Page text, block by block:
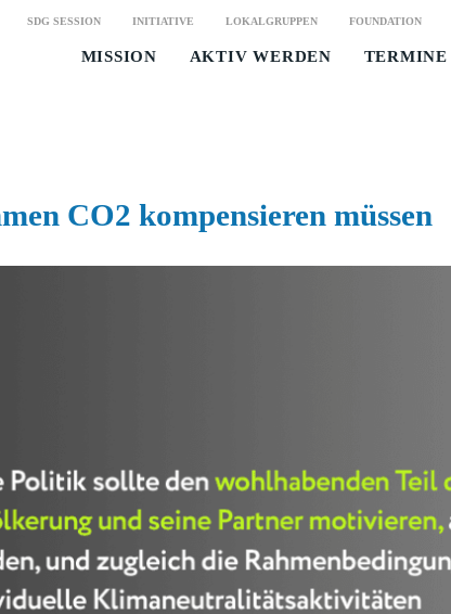
SDG SESSION INITIATIVE LOKALGRUPPEN FOUNDATION
MISSION AKTIV WERDEN TERMINE
CO2 kompensieren müssen